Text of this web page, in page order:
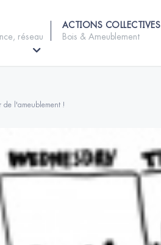
réseau
ACTIONS COLLECTIVES
Bois & Ameublement
de l'ameublement !